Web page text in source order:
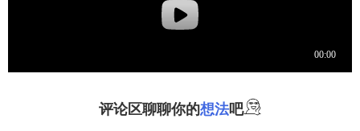
评论区聊聊你的想法吧